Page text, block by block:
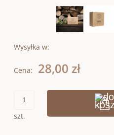
Wysyłka w:
Cena: 28,00 zł
szt.